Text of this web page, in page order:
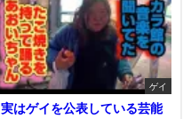
ゲイ
実はゲイを公表している芸能